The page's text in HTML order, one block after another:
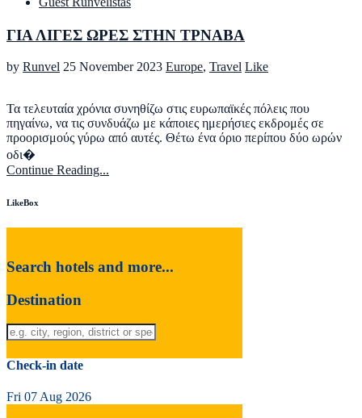
ΓΙΑ ΛΙΓΕΣ ΩΡΕΣ ΣΤΗΝ ΤΡΝΑΒΑ
by Runvel 25 November 2023 Europe, Travel Like
Τα τελευταία χρόνια συνηθίζω στις ευρωπαϊκές πόλεις που
πηγαίνω, να τις συνδυάζω με κάποιες ημερήσιες εκδρομές σε
προορισμούς γύρω από αυτές. Θέτω ένα όριο περίπου δύο ωρών
οδι�
Continue Reading...
LikeBox
Search hotels and more...
Destination
Check-in date
Fri 07 Aug 2026